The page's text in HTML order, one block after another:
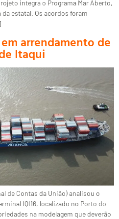
integra o Programa Mar Aberto,
estatal. Os acordos foram
arrendamento de
Itaqui
de Contas da União) analisou o
IQI16, localizado no Porto do
na modelagem que deverão